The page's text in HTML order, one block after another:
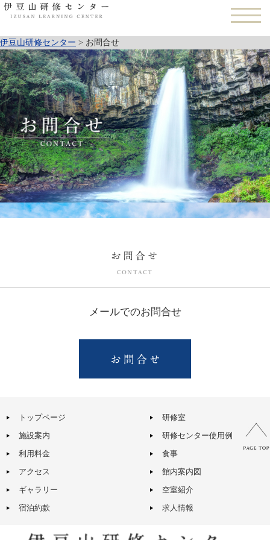
伊豆山研修センター > お問合せ
メールでのお問合せ
トップページ
研修室
施設案内
研修センター使用例
利用料金
食事
アクセス
館内案内図
ギャラリー
空室紹介
宿泊約款
求人情報